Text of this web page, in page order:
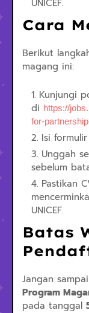
UNICEF.
Cara
Berikut
magang ini:
Kunjungi
di https://
for-
Isi
Unggah
sebelum
Pastikan
UNICEF.
Batas
Jangan
Program
pada tanggal